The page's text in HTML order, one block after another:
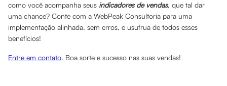
como você acompanha seus indicadores de vendas, que tal dar
uma chance? Conte com a WebPeak Consultoria para uma
implementação alinhada, sem erros, e usufrua de todos esses
benefícios!
Entre em contato. Boa sorte e sucesso nas suas vendas!